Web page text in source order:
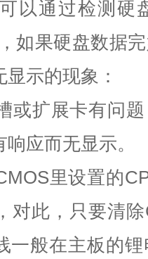
以通过检测硬
如果硬盘数据
示的现象：
或扩展卡有问
应而无显示。
里设置的
对此，只要清除
一般在主板的